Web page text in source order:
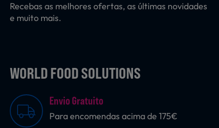
Recebas as melhores ofertas, as últimas novidades
e muito mais.
WORLD FOOD SOLUTIONS
Envio Gratuito
Para encomendas acima de 175€